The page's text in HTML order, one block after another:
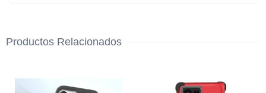
Productos Relacionados